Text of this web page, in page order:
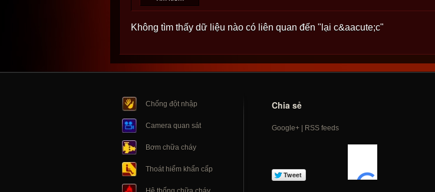
Không tìm thấy dữ liệu nào có liên quan đến "lại c&aacute;c"
Chống đột nhập
Camera quan sát
Bơm chữa cháy
Thoát hiểm khẩn cấp
Chia sẻ
Google+| RSS feeds